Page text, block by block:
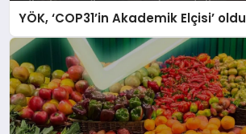
YÖK, ‘COP31’in Akademik Elçisi’ oldu